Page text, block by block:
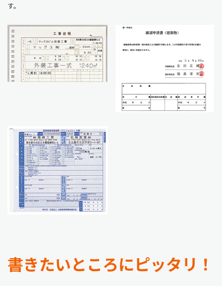
す。
書きたいところにピッタリ！